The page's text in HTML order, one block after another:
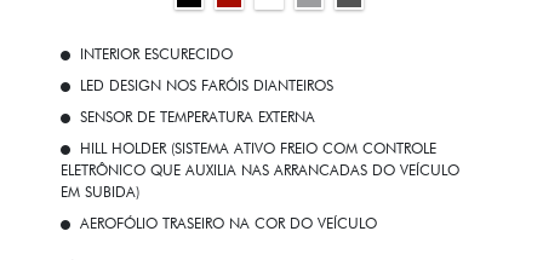
INTERIOR ESCURECIDO
LED DESIGN NOS FARÓIS DIANTEIROS
SENSOR DE TEMPERATURA EXTERNA
HILL HOLDER (SISTEMA ATIVO FREIO COM CONTROLE
ELETRÔNICO QUE AUXILIA NAS ARRANCADAS DO VEÍCULO
EM SUBIDA)
AEROFÓLIO TRASEIRO NA COR DO VEÍCULO